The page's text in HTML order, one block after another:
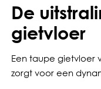
De
gietvloer
Een taupe gietvloer
zorgt voor een